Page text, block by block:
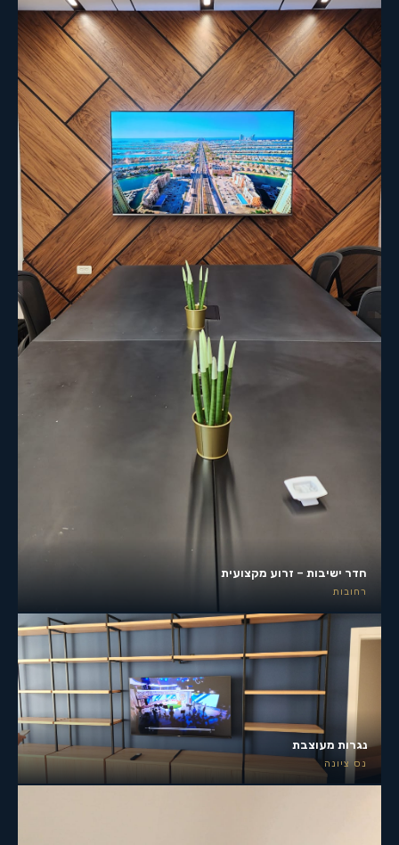
חדר ישיבות – זרוע מקצועית
רחובות
נגרות מעוצבת
נס ציונה